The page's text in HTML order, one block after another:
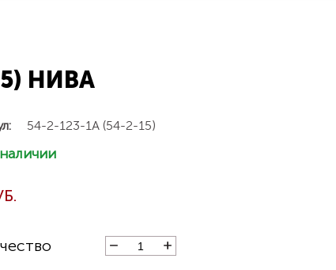
НИВА
54-2-123-1А (54-2-15)